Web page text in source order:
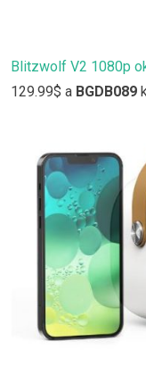
Blitzwolf V2 1080p
129.99$ a BGDB089